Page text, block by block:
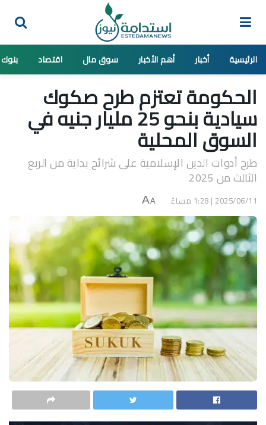
الرئيسية أخبار أهم الأخبار سوق مال اقتصاد بنوك
الحكومة تعتزم طرح صكوك
سيادية بنحو 25 مليار جنيه في
السوق المحلية
طرح أدوات الدين الإسلامية على شرائح بداية من الربع
الثالث من 2025
2025/06/11 | 1:28 مساءً A
A